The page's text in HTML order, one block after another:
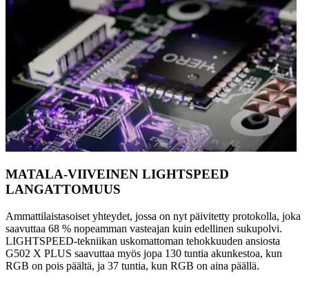
MATALA-VIIVEINEN LIGHTSPEED
LANGATTOMUUS
Ammattilaistasoiset yhteydet, jossa on nyt päivitetty protokolla, joka
saavuttaa 68 % nopeamman vasteajan kuin edellinen sukupolvi.
LIGHTSPEED-tekniikan uskomattoman tehokkuuden ansiosta
G502 X PLUS saavuttaa myös jopa 130 tuntia akunkestoa, kun
RGB on pois päältä, ja 37 tuntia, kun RGB on aina päällä.